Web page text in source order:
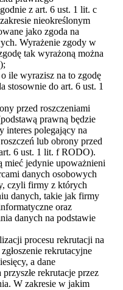
z art. 6 ust. 1 lit. c
nieokreślonym
jako zgoda na
Wyrażenie zgody w
tak wyrażoną można
ile wyrazisz na to zgodę
stosownie do art. 6 ust. 1
przed roszczeniami
prawną będzie
interes polegający na
lub obrony przed
6 ust. 1 lit. f RODO).
mieć jedynie upoważnieni
danych osobowych
czyli firmy z których
danych, takie jak firmy
oraz
danych na podstawie
procesu rekrutacji na
rekrutacyjne
a dane
rekrutacje przez
W zakresie w jakim